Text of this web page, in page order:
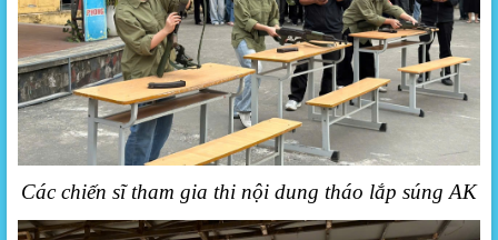
Các chiến sĩ tham gia thi nội dung tháo lắp súng AK